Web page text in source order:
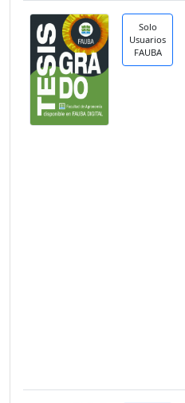
Solo
Usuarios
FAUBA